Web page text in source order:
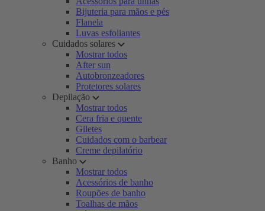
Bijuteria para mãos e pés
Flanela
Luvas esfoliantes
Cuidados solares
Mostrar todos
After sun
Autobronzeadores
Protetores solares
Depilação
Mostrar todos
Cera fria e quente
Giletes
Cuidados com o barbear
Creme depilatório
Banho
Mostrar todos
Acessórios de banho
Roupões de banho
Toalhas de mãos